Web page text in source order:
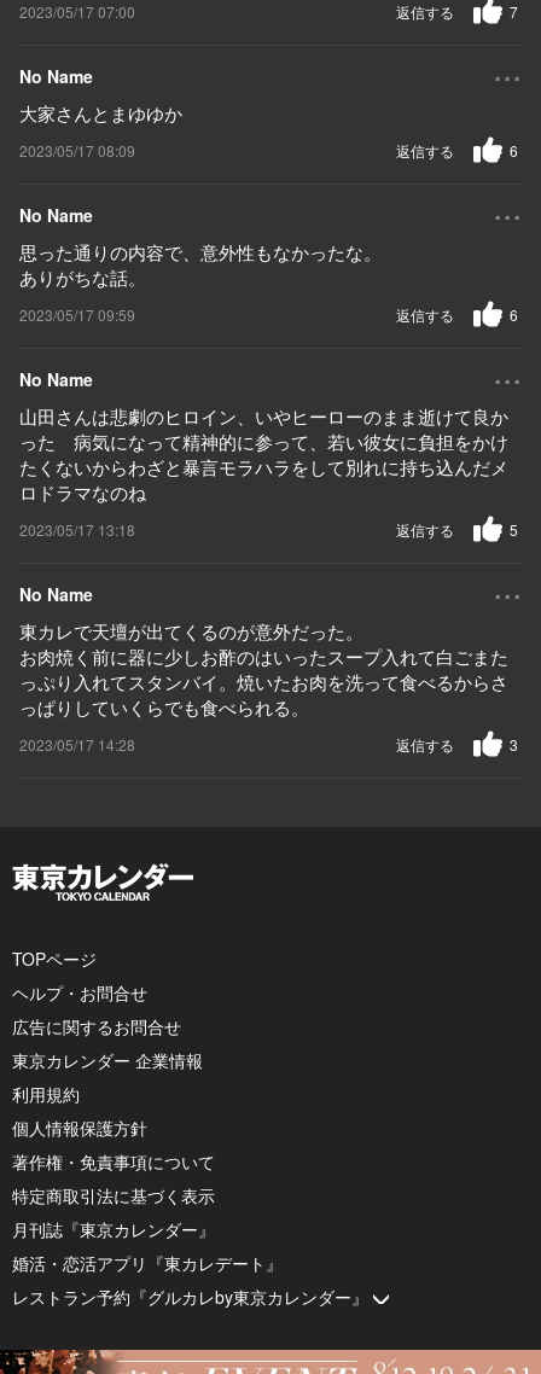
2023/05/17 07:00 7
返信する
No Name ...
大家さんとまゆゆか
2023/05/17 08:09 6
返信する
No Name ...
思った通りの内容で、意外性もなかったな。
ありがちな話。
2023/05/17 09:59 6
返信する
No Name ...
山田さんは悲劇のヒロイン、いやヒーローのまま逝けて良か
った 病気になって精神的に参って、若い彼女に負担をかけ
たくないからわざと暴言モラハラをして別れに持ち込んだメ
ロドラマなのね
2023/05/17 13:18 5
返信する
No Name ...
東カレで天壇が出てくるのが意外だった。
お肉焼く前に器に少しお酢のはいったスープ入れて白ごまた
っぷり入れてスタンバイ。焼いたお肉を洗って食べるからさ
っぱりしていくらでも食べられる。
2023/05/17 14:28 3
返信する
TOPページ
ヘルプ・お問合せ
広告に関するお問合せ
東京カレンダー 企業情報
利用規約
個人情報保護方針
著作権・免責事項について
特定商取引法に基づく表示
月刊誌『東京カレンダー』
婚活・恋活アプリ『東カレデート』
レストラン予約『グルカレby東京カレンダー』